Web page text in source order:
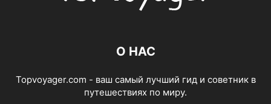
О НАС
Topvoyager.com - ваш самый лучший гид и советник в
путешествиях по миру.